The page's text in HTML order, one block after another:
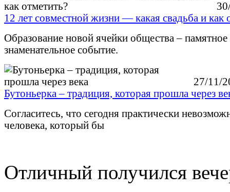
12 лет совместной жизни — какая свадьба и как
Образование новой ячейки общества – памятное
знаменательное событие.
27/11/
Бутоньерка – традиция, которая прошла через
Согласитесь, что сегодня практически
человека, который бы
Отличный получился